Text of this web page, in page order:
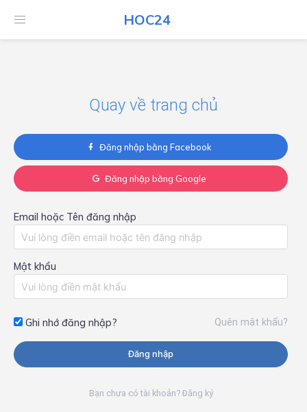
HOC24
HOC24
Quay về trang chủ
Đăng nhập bằng Facebook
Đăng nhập bằng Google
Email hoặc Tên đăng nhập
Mật khẩu
Ghi nhớ đăng nhập? Quên mật khẩu?
Đăng nhập
Bạn chưa có tài khoản? Đăng ký